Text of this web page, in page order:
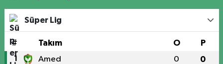
Süper Lig
# Takım O P
1 Amed 0 0